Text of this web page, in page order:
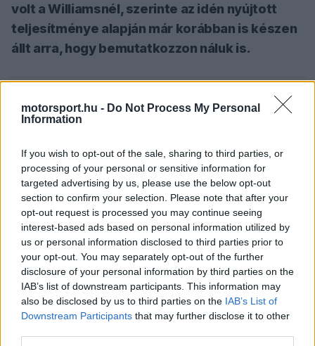
motorsport.hu - Do Not Process My Personal
Information
If you wish to opt-out of the sale, sharing to third parties, or
processing of your personal or sensitive information for
targeted advertising by us, please use the below opt-out
section to confirm your selection. Please note that after your
opt-out request is processed you may continue seeing
interest-based ads based on personal information utilized by
us or personal information disclosed to third parties prior to
your opt-out. You may separately opt-out of the further
disclosure of your personal information by third parties on the
IAB’s list of downstream participants. This information may
also be disclosed by us to third parties on the IAB’s List of
Downstream Participants that may further disclose it to other
volt a Williamsnél, szerinte az idén nyújtott
teljesítménye alapján már korábban is készen
állt arra, hogy bemutatkozzon náluk is.
utánpótlás-programjába, majd a következő évben
már a Formula 2 bajnoka is lett első teljes
szezonjában, így azonnal felkerült a Forma-1-be.
Mivel a Mercedes ezzel nem számolt, Russellt
kölcsönadták a Williamsnek.
A grove-i csapat azonban akkor sokkal rosszabb
formában volt, mint manapság, így Russell első
két évében náluk mindössze egy pontot tudott